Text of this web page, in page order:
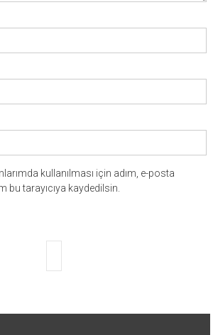
kullanılması için adım, e-posta
bu tarayıcıya kaydedilsin.